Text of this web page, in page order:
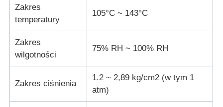
maszyna do testowania tkanin
Kontroler temperatury i wilgotności
Badanie twardości
Zakres
temperatury
105°C ~ 143°C
Zakres
wilgotności
75% RH ~ 100% RH
Zakres ciśnienia
1.2 ~ 2,89 kg/cm2 (w tym 1
atm)